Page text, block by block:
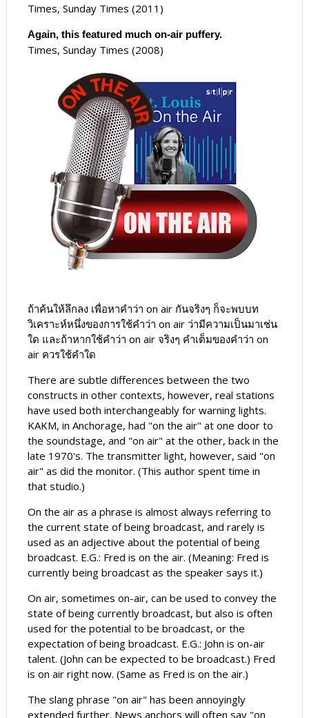
Times, Sunday Times (2011)
Again, this featured much on-air puffery.
Times, Sunday Times (2008)
ถ้าค้นให้ลึกลง เพื่อหาคำว่า on air กันจริงๆ ก็จะพบบท
วิเคราะห์หนึ่งของการใช้คำว่า on air ว่ามีความเป็นมาเช่น
ใด และถ้าหากใช้คำว่า on air จริงๆ คำเต็มของคำว่า on
air ควรใช้คำใด
There are subtle differences between the two
constructs in other contexts, however, real stations
have used both interchangeably for warning lights.
KAKM, in Anchorage, had "on the air" at one door to
the soundstage, and "on air" at the other, back in the
late 1970's. The transmitter light, however, said "on
air" as did the monitor. (This author spent time in
that studio.)
On the air as a phrase is almost always referring to
the current state of being broadcast, and rarely is
used as an adjective about the potential of being
broadcast. E.G.: Fred is on the air. (Meaning: Fred is
currently being broadcast as the speaker says it.)
On air, sometimes on-air, can be used to convey the
state of being currently broadcast, but also is often
used for the potential to be broadcast, or the
expectation of being broadcast. E.G.: John is on-air
talent. (John can be expected to be broadcast.) Fred
is on air right now. (Same as Fred is on the air.)
The slang phrase "on air" has been annoyingly
extended further. News anchors will often say "on